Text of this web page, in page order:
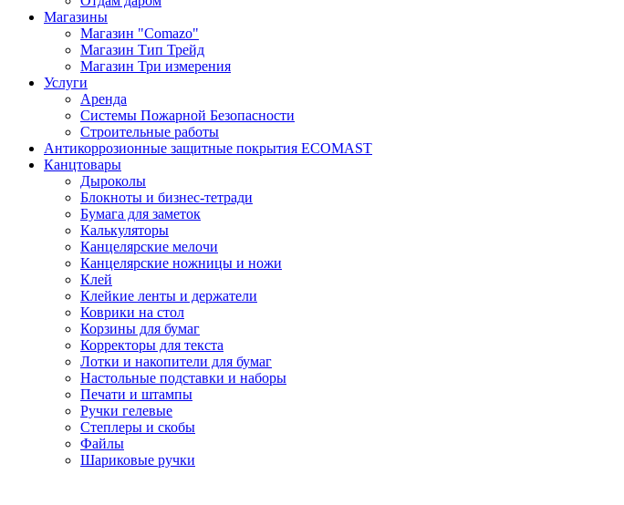
Магазины
Магазин "Comazo"
Магазин Тип Трейд
Магазин Три измерения
Услуги
Аренда
Системы Пожарной Безопасности
Строительные работы
Антикоррозионные защитные покрытия ECOMAST
Канцтовары
Дыроколы
Блокноты и бизнес-тетради
Бумага для заметок
Калькуляторы
Канцелярские мелочи
Канцелярские ножницы и ножи
Клей
Клейкие ленты и держатели
Коврики на стол
Корзины для бумаг
Корректоры для текста
Лотки и накопители для бумаг
Настольные подставки и наборы
Печати и штампы
Ручки гелевые
Степлеры и скобы
Файлы
Шариковые ручки